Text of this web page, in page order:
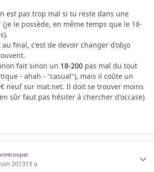
est pas trop mal si tu reste dans une
le possède, en même temps que le 18-
final, c'est de devoir changer d'objo
fait sinon un 18-200 pas mal du tout
- ahah - "casual"), mais il coûte un
neuf sur mat.net. Il doit se trouver moins
sûr faut pas hésiter à chercher d'occase)
201313 a